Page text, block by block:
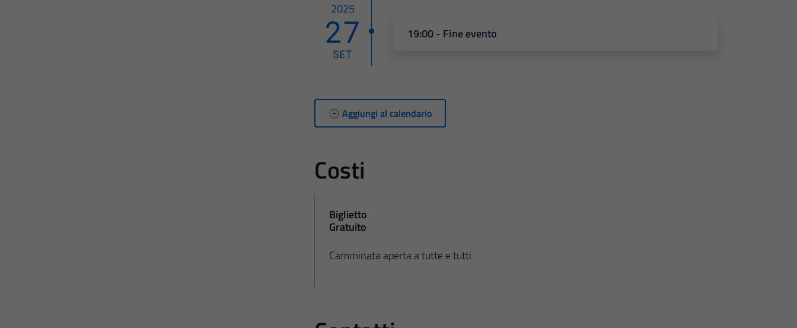
2025
27
SET
19:00 - Fine evento
Aggiungi al calendario
Costi
Biglietto
Gratuito
Camminata aperta a tutte e tutti